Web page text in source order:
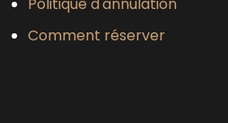
Politique d'annulation
Comment réserver